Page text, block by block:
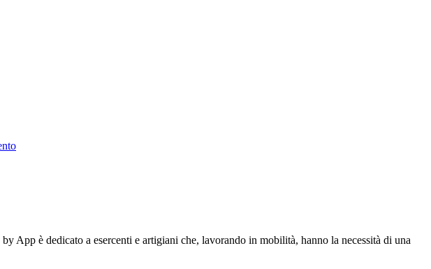
App è dedicato a esercenti e artigiani che, lavorando in mobilità, hanno la necessità di una